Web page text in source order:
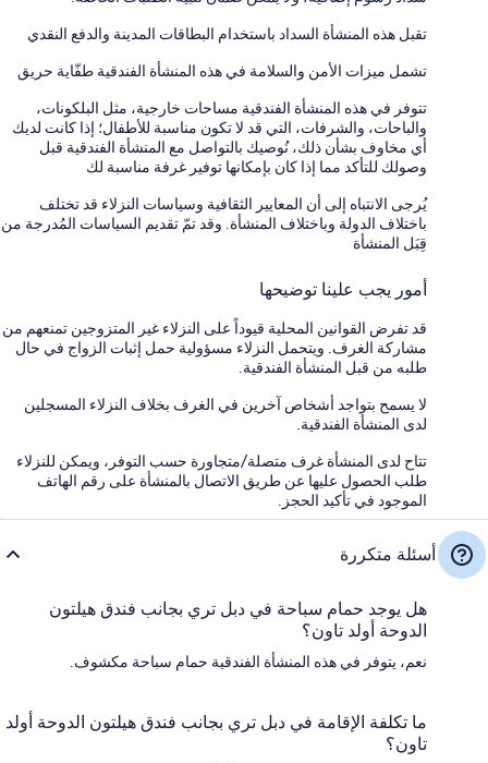
تقبل هذه المنشأة السداد باستخدام البطاقات المدينة والدفع النقدي
تشمل ميزات الأمن والسلامة في هذه المنشأة الفندقية طفّاية حريق
تتوفر في هذه المنشأة الفندقية مساحات خارجية، مثل البلكونات،
والباحات، والشرفات، التي قد لا تكون مناسبة للأطفال؛ إذا كانت لديك
أي مخاوف بشأن ذلك، نُوصيك بالتواصل مع المنشأة الفندقية قبل
وصولك للتأكد مما إذا كان بإمكانها توفير غرفة مناسبة لك
يُرجى الانتباه إلى أن المعايير الثقافية وسياسات النزلاء قد تختلف
باختلاف الدولة وباختلاف المنشأة. وقد تمّ تقديم السياسات المُدرجة من
قِبَل المنشأة
أمور يجب علينا توضيحها
قد تفرض القوانين المحلية قيوداً على النزلاء غير المتزوجين تمنعهم من
مشاركة الغرف. ويتحمل النزلاء مسؤولية حمل إثبات الزواج في حال
طلبه من قبل المنشأة الفندقية.
لا يسمح بتواجد أشخاص آخرين في الغرف بخلاف النزلاء المسجلين
لدى المنشأة الفندقية.
تتاح لدى المنشأة غرف متصلة/متجاورة حسب التوفر، ويمكن للنزلاء
طلب الحصول عليها عن طريق الاتصال بالمنشأة على رقم الهاتف
الموجود في تأكيد الحجز.
أسئلة متكررة
هل يوجد حمام سباحة في دبل تري بجانب فندق هيلتون
الدوحة أولد تاون؟
نعم، يتوفر في هذه المنشأة الفندقية حمام سباحة مكشوف.
ما تكلفة الإقامة في دبل تري بجانب فندق هيلتون الدوحة أولد
تاون؟